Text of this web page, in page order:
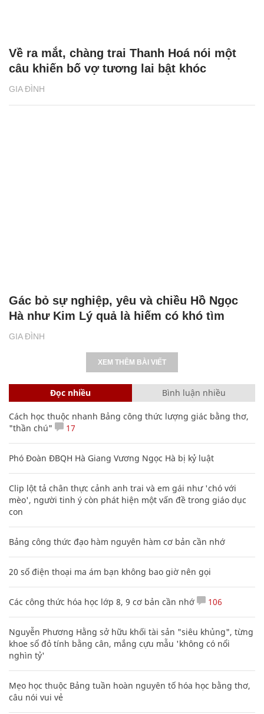
GIA ĐÌNH
Về ra mắt, chàng trai Thanh Hoá nói một
câu khiến bố vợ tương lai bật khóc
GIA ĐÌNH
Gác bỏ sự nghiệp, yêu và chiều Hồ Ngọc
Hà như Kim Lý quả là hiếm có khó tìm
XEM THÊM BÀI VIẾT
Đọc nhiều Bình luận nhiều
Cách học thuộc nhanh Bảng công thức lượng giác bằng thơ,
"thần chú"
17
Phó Đoàn ĐBQH Hà Giang Vương Ngọc Hà bị kỷ luật
Clip lột tả chân thực cảnh anh trai và em gái như 'chó với
mèo', người tinh ý còn phát hiện một vấn đề trong giáo dục
con
Bảng công thức đạo hàm nguyên hàm cơ bản cần nhớ
20 số điện thoại ma ám bạn không bao giờ nên gọi
Các công thức hóa học lớp 8, 9 cơ bản cần nhớ 106
Nguyễn Phương Hằng sở hữu khối tài sản "siêu khủng", từng
khoe sổ đỏ tính bằng cân, mắng cựu mẫu 'không có nổi
nghìn tỷ'
Mẹo học thuộc Bảng tuần hoàn nguyên tố hóa học bằng thơ,
câu nói vui vẻ